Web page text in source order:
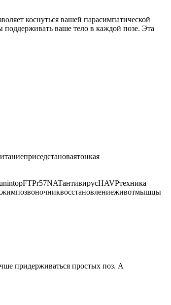
коснуться вашей парасимпатической
поддерживать ваше тело в каждой позе. Эта
придерживаться простых поз. А